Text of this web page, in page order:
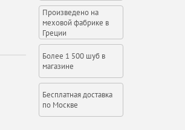
Произведено на
меховой фабрике в
Греции
Более 1 500 шуб в
магазине
Бесплатная доставка
по Москве